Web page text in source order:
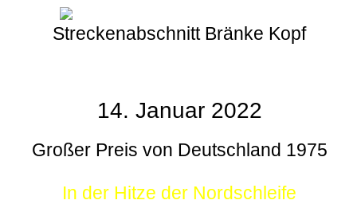
Streckenabschnitt Bränke Kopf
14. Januar 2022
Großer Preis von Deutschland 1975
In der Hitze der Nordschleife